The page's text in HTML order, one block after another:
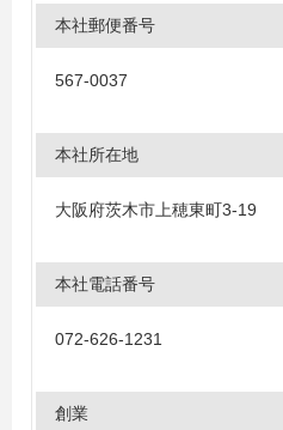
本社郵便番号
567-0037
本社所在地
大阪府茨木市上穂東町3-19
本社電話番号
072-626-1231
創業